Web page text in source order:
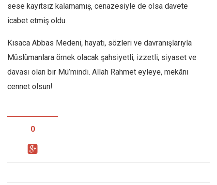
sese kayıtsız kalamamış, cenazesiyle de olsa davete
icabet etmiş oldu.
Kısaca Abbas Medeni, hayatı, sözleri ve davranışlarıyla
Müslümanlara örnek olacak şahsiyetli, izzetli, siyaset ve
davası olan bir Mü’mindi. Allah Rahmet eyleye, mekânı
cennet olsun!
0